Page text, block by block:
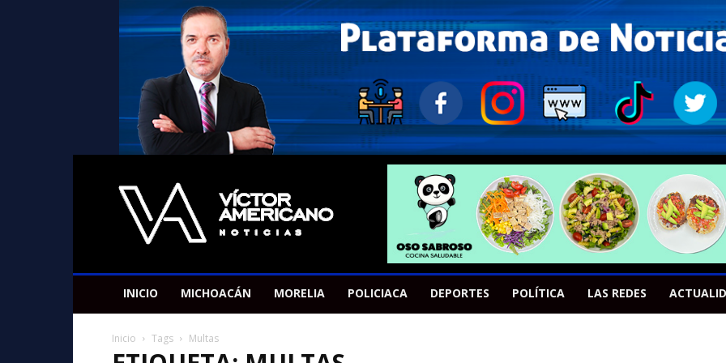
Americano
Victor
INICIO MICHOACÁN MORELIA POLICIACA DEPORTES POLÍTICA LAS REDES
Inicio Tags Multas